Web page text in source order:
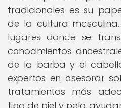
tradicionales es su
de la cultura
lugares donde se
conocimientos
de la barba y el
expertos en asesorar
tratamientos más
tipo de piel y pelo,